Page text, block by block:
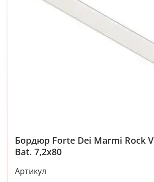
Бордюр Forte Dei Marmi Rock
Bat. 7,2x80
Артикул